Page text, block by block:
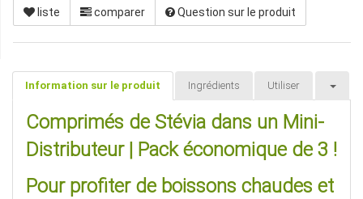
liste comparer Question sur le produit
Information sur le produit Ingrédients Utiliser
Comprimés de Stévia dans un Mini-
Distributeur | Pack économique de 3 !
Pour profiter de boissons chaudes et